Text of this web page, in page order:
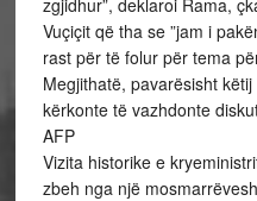
zgjidhur”, deklaroi Rama,
Vuçiçit që tha se ”jam i
rast për të folur për tema
Megjithatë, pavarësisht
kërkonte të vazhdonte
AFP
Vizita historike e
zbeh nga një